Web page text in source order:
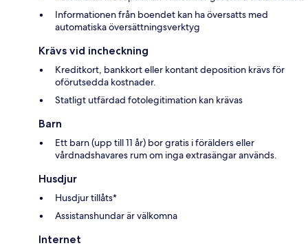
Informationen från boendet kan ha översatts med
automatiska översättningsverktyg
Krävs vid incheckning
Kreditkort, bankkort eller kontant deposition krävs för
oförutsedda kostnader.
Statligt utfärdad fotolegitimation kan krävas
Barn
Ett barn (upp till 11 år) bor gratis i förälders eller
vårdnadshavares rum om inga extrasängar används.
Husdjur
Husdjur tillåts*
Assistanshundar är välkomna
Internet